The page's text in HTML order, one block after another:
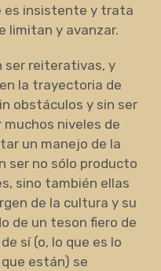
es insistente y trata
limitan y avanzar.
ser reiterativas, y
la trayectoria de
obstáculos y sin ser
niveles de
un manejo de la
ser no sólo producto
sino también ellas
de la cultura y su
de un teson fiero de
sí (o, lo que es lo
están) se